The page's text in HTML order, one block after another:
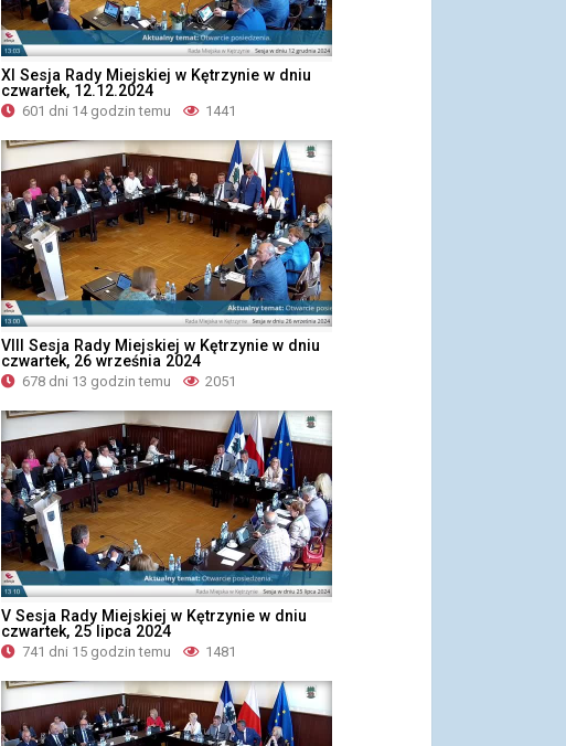
XI Sesja Rady Miejskiej w Kętrzynie w dniu
czwartek, 12.12.2024
601 dni 14 godzin temu 1441
VIII Sesja Rady Miejskiej w Kętrzynie w dniu
czwartek, 26 września 2024
678 dni 13 godzin temu 2051
V Sesja Rady Miejskiej w Kętrzynie w dniu
czwartek, 25 lipca 2024
741 dni 15 godzin temu 1481